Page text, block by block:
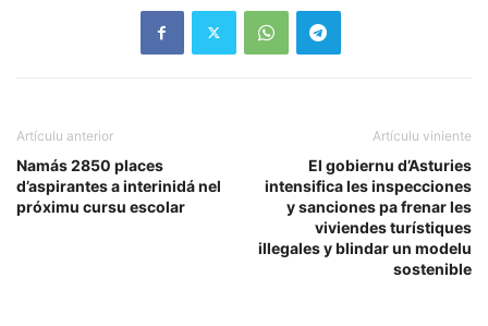
Artículu anterior
Namás 2850 places
d’aspirantes a interinidá nel
próximu cursu escolar
Artículu viniente
El gobiernu d’Asturies
intensifica les inspecciones
y sanciones pa frenar les
viviendes turístiques
illegales y blindar un modelu
sostenible